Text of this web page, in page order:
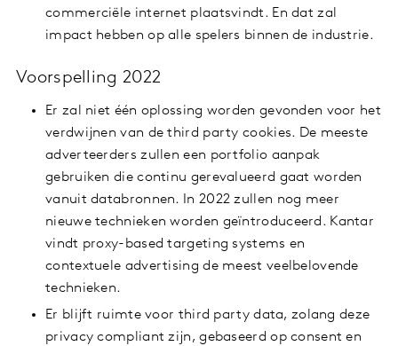
commerciële internet plaatsvindt. En dat zal
impact hebben op alle spelers binnen de industrie.
Voorspelling 2022
Er zal niet één oplossing worden gevonden voor het
verdwijnen van de third party cookies. De meeste
adverteerders zullen een portfolio aanpak
gebruiken die continu gerevalueerd gaat worden
vanuit databronnen. In 2022 zullen nog meer
nieuwe technieken worden geïntroduceerd. Kantar
vindt proxy-based targeting systems en
contextuele advertising de meest veelbelovende
technieken.
Er blijft ruimte voor third party data, zolang deze
privacy compliant zijn, gebaseerd op consent en